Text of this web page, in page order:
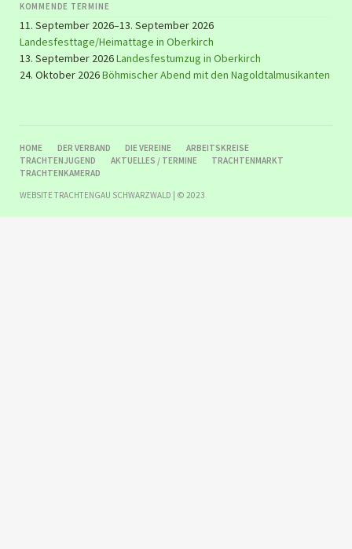
KOMMENDE TERMINE
11. September 2026–13. September 2026
Landesfesttage/Heimattage in Oberkirch
13. September 2026Landesfestumzug in Oberkirch
24. Oktober 2026Böhmischer Abend mit den Nagoldtalmusikanten
NAVIGATION
ÜBERSPRINGEN
HOME DER VERBAND DIE VEREINE
ARBEITSKREISE
TRACHTENJUGEND
AKTUELLES / TERMINE
TRACHTENMARKT
TRACHTENKAMERAD
WEBSITE TRACHTENGAU SCHWARZWALD | © 2023